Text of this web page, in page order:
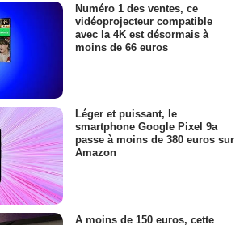
Numéro 1 des ventes, ce
vidéoprojecteur compatible
avec la 4K est désormais à
moins de 66 euros
Léger et puissant, le
smartphone Google Pixel 9a
passe à moins de 380 euros sur
Amazon
A moins de 150 euros, cette